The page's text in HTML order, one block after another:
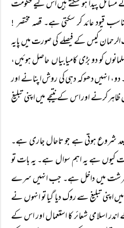
مسائل پیدا ہو سکتے ہیں اس لیے حکومت
قیود عائد کر سکتی ہے۔ قصہ مختصر !
الرحمان کیس کے فیصلے کی صورت میں پایہ
کو دو بڑی کامیابیاں حاصل ہوئیں،
دو، انہیں دھوکہ دہی کی روش اپنانے اور
کرنے اور اس کے نتیجے میں اپنی تبلیغ
شروع ہوتی ہے جو تاحال جاری ہے۔
کیوں ہے یہ اہم سوال ہے۔ یہ بات تو
سرشت میں داخل ہے۔ جب انہیں سرے
اپنی تبلیغ سے روک دیا گیا تو انہوں نے
اسلامی شعائر کا استعمال اور اس کے